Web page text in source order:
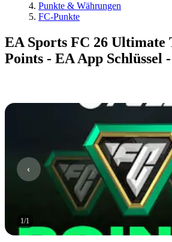
Punkte & Währungen
FC-Punkte
EA Sports FC 26 Ultimate
Points - EA App Schlüssel
1/1